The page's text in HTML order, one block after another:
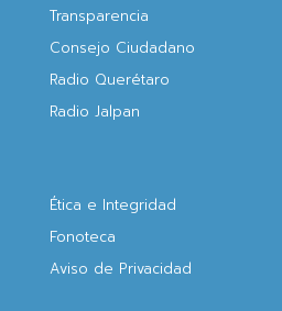
Transparencia
Consejo Ciudadano
Radio Querétaro
Radio Jalpan
Ética e Integridad
Fonoteca
Aviso de Privacidad